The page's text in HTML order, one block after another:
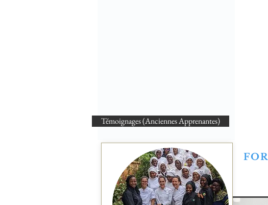
Témoignages (Anciennes Apprenantes)